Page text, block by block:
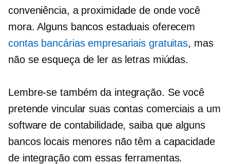
conveniência, a proximidade de onde você
mora. Alguns bancos estaduais oferecem
contas bancárias empresariais gratuitas, mas
não se esqueça de ler as letras miúdas.
Lembre-se também da integração. Se você
pretende vincular suas contas comerciais a um
software de contabilidade, saiba que alguns
bancos locais menores não têm a capacidade
de integração com essas ferramentas.